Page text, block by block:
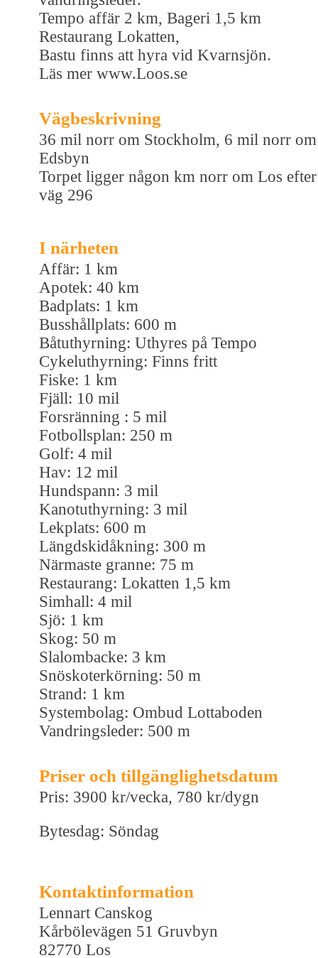
Tempo affär 2 km, Bageri 1,5 km
Restaurang Lokatten,
Bastu finns att hyra vid Kvarnsjön.
Läs mer www.Loos.se
Vägbeskrivning
36 mil norr om Stockholm, 6 mil norr om
Edsbyn
Torpet ligger någon km norr om Los efter
väg 296
I närheten
Affär: 1 km
Apotek: 40 km
Badplats: 1 km
Busshållplats: 600 m
Båtuthyrning: Uthyres på Tempo
Cykeluthyrning: Finns fritt
Fiske: 1 km
Fjäll: 10 mil
Forsränning : 5 mil
Fotbollsplan: 250 m
Golf: 4 mil
Hav: 12 mil
Hundspann: 3 mil
Kanotuthyrning: 3 mil
Lekplats: 600 m
Längdskidåkning: 300 m
Närmaste granne: 75 m
Restaurang: Lokatten 1,5 km
Simhall: 4 mil
Sjö: 1 km
Skog: 50 m
Slalombacke: 3 km
Snöskoterkörning: 50 m
Strand: 1 km
Systembolag: Ombud Lottaboden
Vandringsleder: 500 m
Priser och tillgänglighetsdatum
Pris: 3900 kr/vecka, 780 kr/dygn
Bytesdag: Söndag
Kontaktinformation
Lennart Canskog
Kårbölevägen 51 Gruvbyn
82770 Los